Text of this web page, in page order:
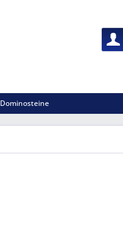
Dominosteine